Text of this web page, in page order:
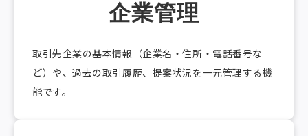
企業管理
取引先企業の基本情報（企業名・住所・電話番号な
ど）や、過去の取引履歴、提案状況を一元管理する機
能です。